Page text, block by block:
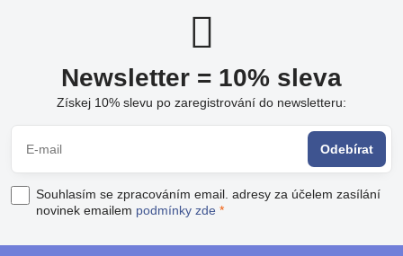
Newsletter = 10% sleva
Získej 10% slevu po zaregistrování do newsletteru:
Odebírat
Souhlasím se zpracováním email. adresy za účelem zasílání
novinek emailem podmínky zde *